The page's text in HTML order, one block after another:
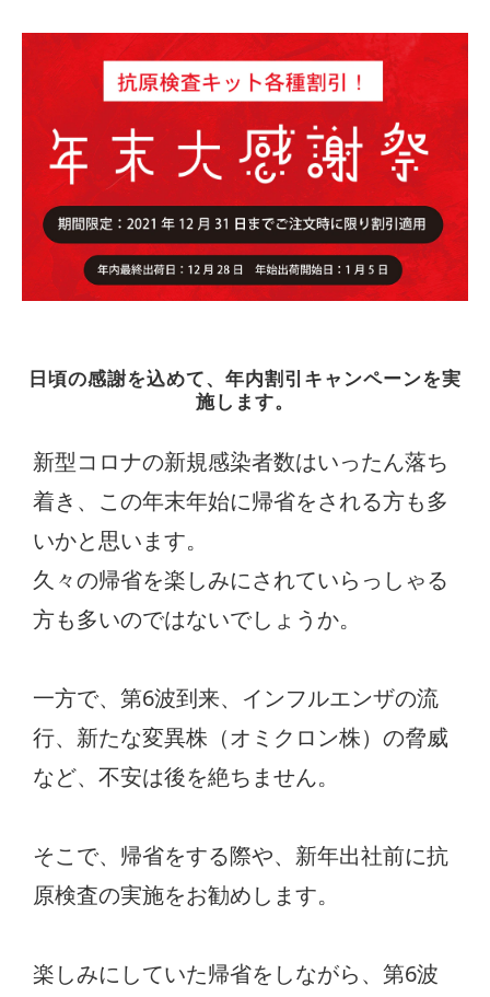
日頃の感謝を込めて、年内割引キャンペーンを実
施します。
新型コロナの新規感染者数はいったん落ち
着き、この年末年始に帰省をされる方も多
いかと思います。
久々の帰省を楽しみにされていらっしゃる
方も多いのではないでしょうか。
一方で、第6波到来、インフルエンザの流
行、新たな変異株（オミクロン株）の脅威
など、不安は後を絶ちません。
そこで、帰省をする際や、新年出社前に抗
原検査の実施をお勧めします。
楽しみにしていた帰省をしながら、第6波